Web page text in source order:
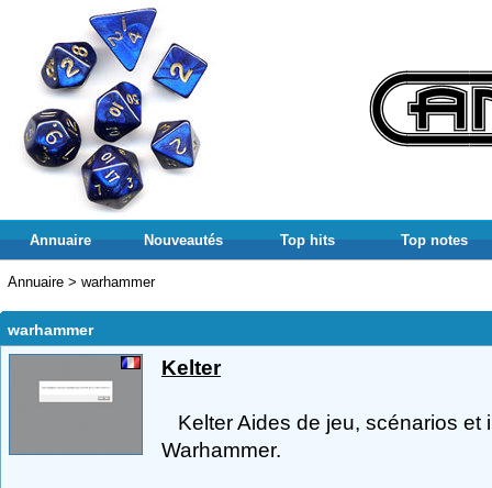
Annuaire Nouveautés Top hits Top notes
Annuaire > warhammer
warhammer
Kelter
Kelter Aides de jeu, scénarios et
Warhammer.